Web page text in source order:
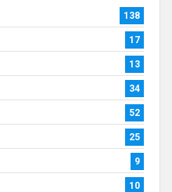
138
17
13
34
52
25
9
10